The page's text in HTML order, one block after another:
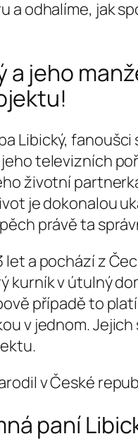
a odhalíme, jak
a jeho
Libický,
televizních
životní
je dokonalou
právě ta
let a pochází z
kurník v útulný
případě to
v jednom.
v České
paní